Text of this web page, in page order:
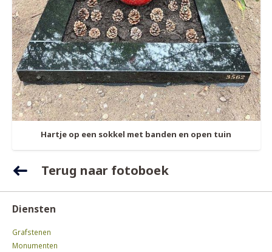
Hartje op een sokkel met banden en open tuin
Terug naar fotoboek
Diensten
Grafstenen
Monumenten